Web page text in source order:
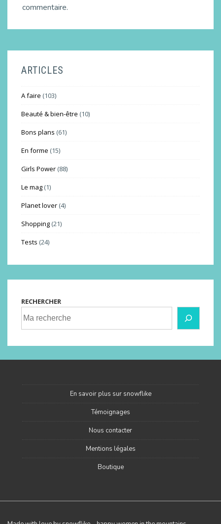
commentaire.
ARTICLES
A faire (103)
Beauté & bien-être (10)
Bons plans (61)
En forme (15)
Girls Power (88)
Le mag (1)
Planet lover (4)
Shopping (21)
Tests (24)
RECHERCHER
En savoir plus sur snowflike
Témoignages
Nous contacter
Mentions légales
Boutique